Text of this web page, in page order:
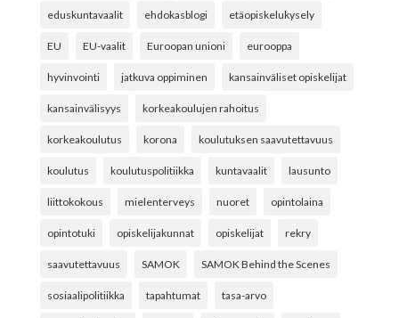
eduskuntavaalit ehdokasblogi etäopiskelukysely
EU EU-vaalit Euroopan unioni eurooppa
hyvinvointi jatkuva oppiminen kansainväliset opiskelijat
kansainvälisyys korkeakoulujen rahoitus
korkeakoulutus korona koulutuksen saavutettavuus
koulutus koulutuspolitiikka kuntavaalit lausunto
liittokokous mielenterveys nuoret opintolaina
opintotuki opiskelijakunnat opiskelijat rekry
saavutettavuus SAMOK SAMOK Behind the Scenes
sosiaalipolitiikka tapahtumat tasa-arvo